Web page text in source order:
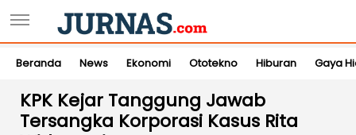
Beranda News Ekonomi Ototekno Hiburan Gaya
KPK Kejar Tanggung Jawab
Tersangka Korporasi Kasus Rita